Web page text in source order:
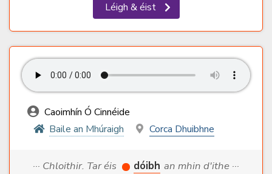
Léigh & éist
Caoimhín Ó Cinnéide
Baile an Mhúraigh
Corca Dhuibhne
··· Chloithir. Tar éis dóibh an mhin d'ithe ···